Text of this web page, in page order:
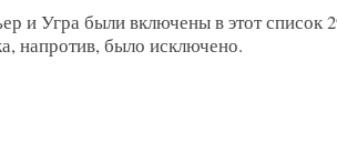
и Угра были включены в этот список
напротив, было исключено.